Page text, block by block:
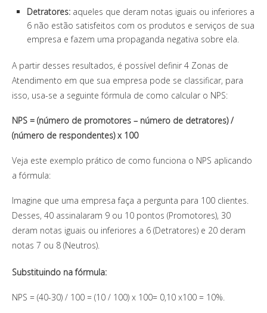
Detratores: aqueles que deram notas iguais ou inferiores a
6 não estão satisfeitos com os produtos e serviços de sua
empresa e fazem uma propaganda negativa sobre ela.
A partir desses resultados, é possível definir 4 Zonas de
Atendimento em que sua empresa pode se classificar, para
isso, usa-se a seguinte fórmula de como calcular o NPS:
NPS = (número de promotores – número de detratores) /
(número de respondentes) x 100
Veja este exemplo prático de como funciona o NPS aplicando
a fórmula:
Imagine que uma empresa faça a pergunta para 100 clientes.
Desses, 40 assinalaram 9 ou 10 pontos (Promotores), 30
deram notas iguais ou inferiores a 6 (Detratores) e 20 deram
notas 7 ou 8 (Neutros).
Substituindo na fórmula:
NPS = (40-30) / 100 = (10 / 100) x 100= 0,10 x100 = 10%.